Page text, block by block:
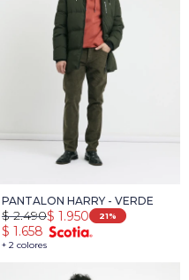
PANTALON HARRY - VERDE
+ 2 colores
$ 1.950
$ 2.490 21
$ 1.658